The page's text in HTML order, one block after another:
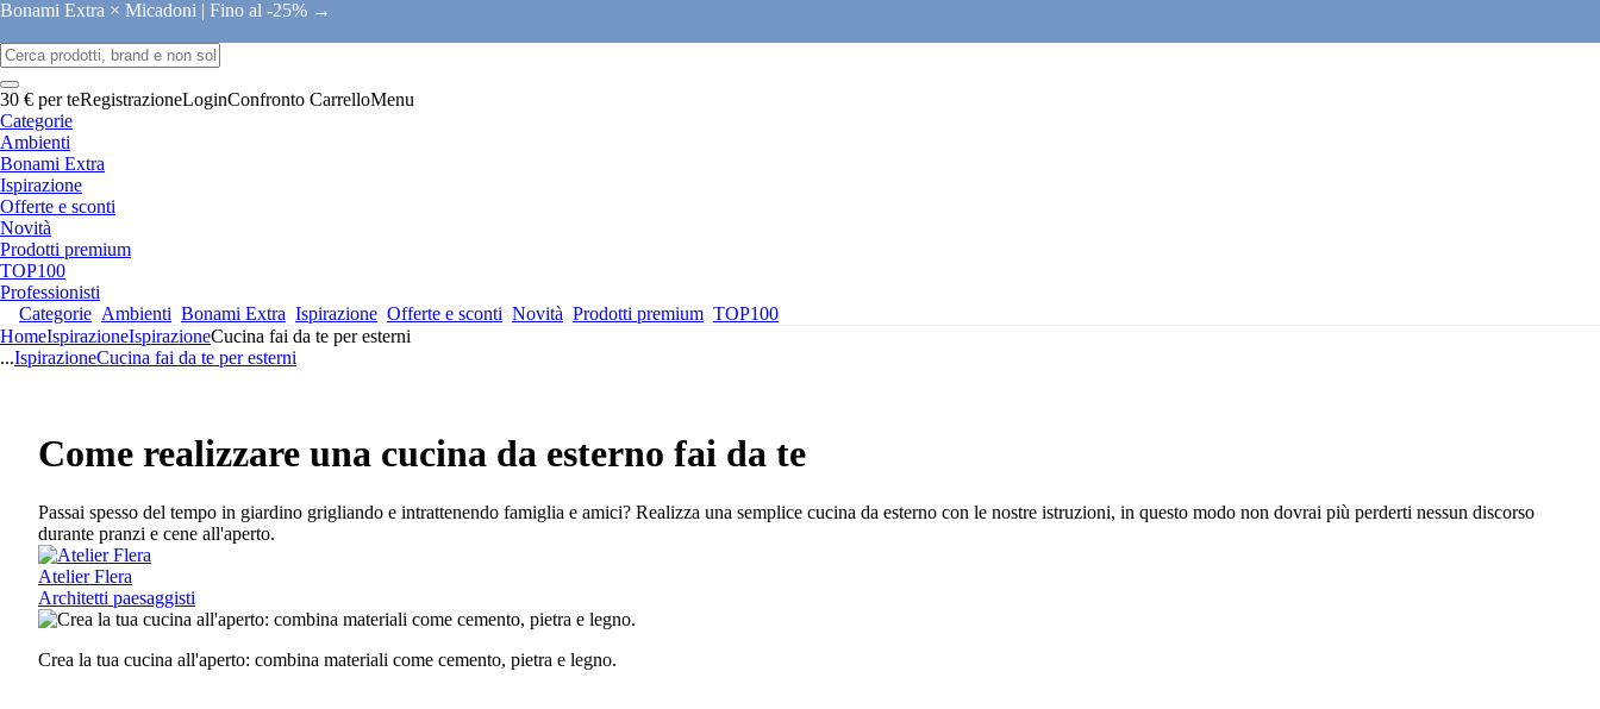
Bonami Extra × Micadoni | Fino al -25% →
30 € per teRegistrazioneLoginConfronto CarrelloMenu
Categorie
Ambienti
Bonami Extra
Ispirazione
Offerte e sconti
Novità
Prodotti premium
TOP100
Professionisti
Categorie Ambienti Bonami Extra Ispirazione Offerte e sconti Novità Prodotti premium TOP100
HomeIspirazioneIspirazioneCucina fai da te per esterni
...IspirazioneCucina fai da te per esterni
Come realizzare una cucina da esterno fai da te
Passai spesso del tempo in giardino grigliando e intrattenendo famiglia e amici? Realizza una semplice cucina da esterno con le nostre istruzioni, in questo modo non dovrai più perderti nessun discorso
durante pranzi e cene all'aperto.
Atelier Flera
Architetti paesaggisti
Crea la tua cucina all'aperto: combina materiali come cemento, pietra e legno.